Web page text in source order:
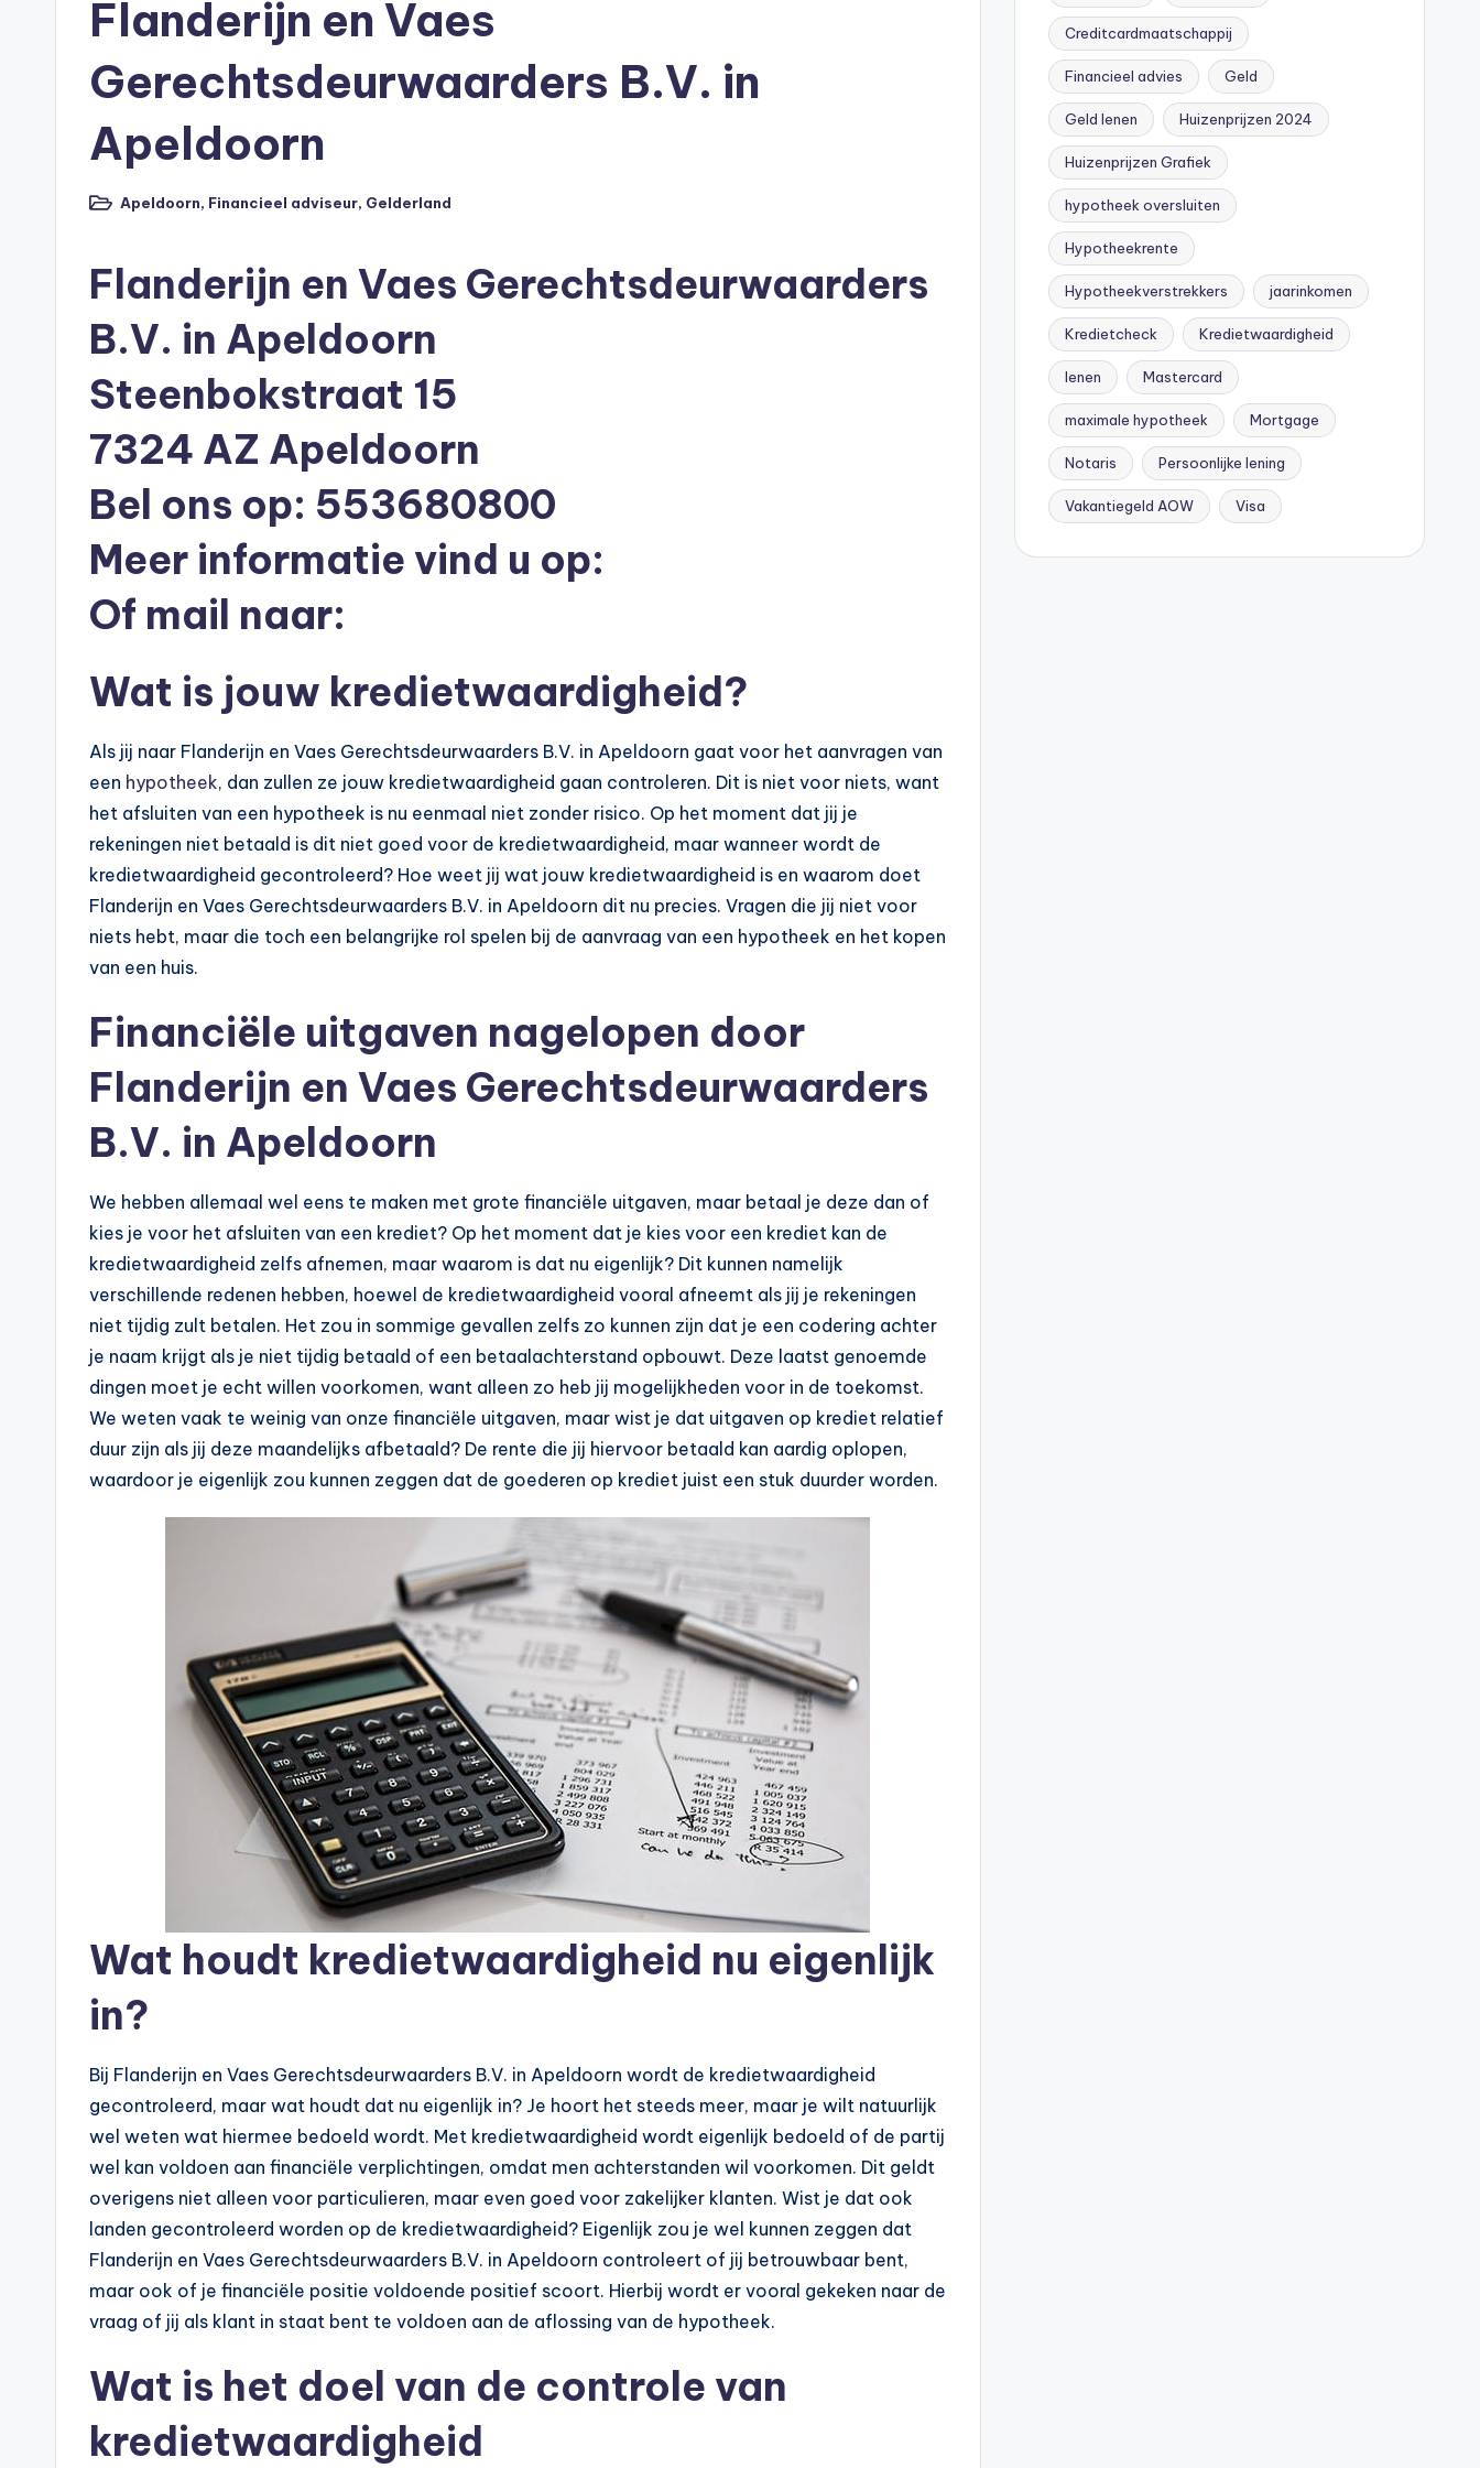
Flanderijn en Vaes
Gerechtsdeurwaarders B.V. in
Apeldoorn
Geplaatst
Apeldoorn, Financieel adviseur, Gelderland
Flanderijn en Vaes Gerechtsdeurwaarders
B.V. in Apeldoorn
Steenbokstraat 15
7324 AZ Apeldoorn
Bel ons op: 553680800
Meer informatie vind u op:
Of mail naar:
Wat is jouw kredietwaardigheid?
Als jij naar Flanderijn en Vaes Gerechtsdeurwaarders B.V. in Apeldoorn gaat voor het aanvragen van
een hypotheek, dan zullen ze jouw kredietwaardigheid gaan controleren. Dit is niet voor niets, want
het afsluiten van een hypotheek is nu eenmaal niet zonder risico. Op het moment dat jij je
rekeningen niet betaald is dit niet goed voor de kredietwaardigheid, maar wanneer wordt de
kredietwaardigheid gecontroleerd? Hoe weet jij wat jouw kredietwaardigheid is en waarom doet
Flanderijn en Vaes Gerechtsdeurwaarders B.V. in Apeldoorn dit nu precies. Vragen die jij niet voor
niets hebt, maar die toch een belangrijke rol spelen bij de aanvraag van een hypotheek en het kopen
van een huis.
Financiële uitgaven nagelopen door
Flanderijn en Vaes Gerechtsdeurwaarders
B.V. in Apeldoorn
We hebben allemaal wel eens te maken met grote financiële uitgaven, maar betaal je deze dan of
kies je voor het afsluiten van een krediet? Op het moment dat je kies voor een krediet kan de
kredietwaardigheid zelfs afnemen, maar waarom is dat nu eigenlijk? Dit kunnen namelijk
verschillende redenen hebben, hoewel de kredietwaardigheid vooral afneemt als jij je rekeningen
niet tijdig zult betalen. Het zou in sommige gevallen zelfs zo kunnen zijn dat je een codering achter
je naam krijgt als je niet tijdig betaald of een betaalachterstand opbouwt. Deze laatst genoemde
dingen moet je echt willen voorkomen, want alleen zo heb jij mogelijkheden voor in de toekomst.
We weten vaak te weinig van onze financiële uitgaven, maar wist je dat uitgaven op krediet relatief
duur zijn als jij deze maandelijks afbetaald? De rente die jij hiervoor betaald kan aardig oplopen,
waardoor je eigenlijk zou kunnen zeggen dat de goederen op krediet juist een stuk duurder worden.
Wat houdt kredietwaardigheid nu eigenlijk
in?
Bij Flanderijn en Vaes Gerechtsdeurwaarders B.V. in Apeldoorn wordt de kredietwaardigheid
gecontroleerd, maar wat houdt dat nu eigenlijk in? Je hoort het steeds meer, maar je wilt natuurlijk
wel weten wat hiermee bedoeld wordt. Met kredietwaardigheid wordt eigenlijk bedoeld of de partij
wel kan voldoen aan financiële verplichtingen, omdat men achterstanden wil voorkomen. Dit geldt
overigens niet alleen voor particulieren, maar even goed voor zakelijker klanten. Wist je dat ook
landen gecontroleerd worden op de kredietwaardigheid? Eigenlijk zou je wel kunnen zeggen dat
Flanderijn en Vaes Gerechtsdeurwaarders B.V. in Apeldoorn controleert of jij betrouwbaar bent,
maar ook of je financiële positie voldoende positief scoort. Hierbij wordt er vooral gekeken naar de
vraag of jij als klant in staat bent te voldoen aan de aflossing van de hypotheek.
Wat is het doel van de controle van
kredietwaardigheid
Creditcardmaatschappij
Financieel advies Geld
Geld lenen Huizenprijzen 2024
Huizenprijzen Grafiek
hypotheek oversluiten
Hypotheekrente
Hypotheekverstrekkers jaarinkomen
Kredietcheck Kredietwaardigheid
lenen Mastercard
maximale hypotheek Mortgage
Notaris Persoonlijke lening
Vakantiegeld AOW Visa